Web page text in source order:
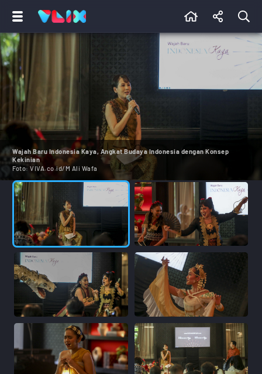
Wajah Baru Indonesia Kaya, Angkat Budaya Indonesia dengan Konsep
Kekinian
Foto: VIVA.co.id/M Ali Wafa